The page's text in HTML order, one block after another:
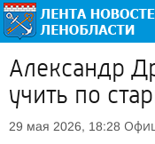
Александр
учить по
29 мая 2026, 18:28